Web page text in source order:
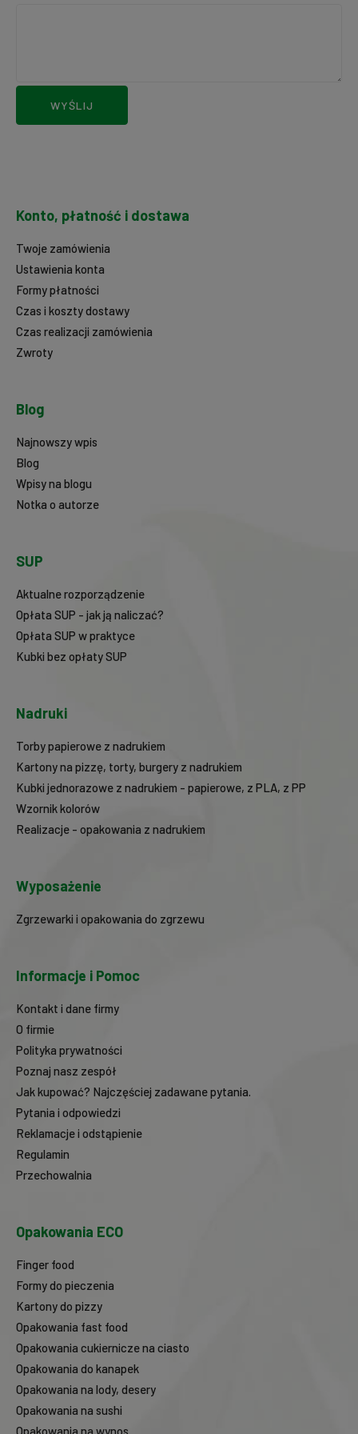
WYŚLIJ
Konto, płatność i dostawa
Twoje zamówienia
Ustawienia konta
Formy płatności
Czas i koszty dostawy
Czas realizacji zamówienia
Zwroty
Blog
Najnowszy wpis
Blog
Wpisy na blogu
Notka o autorze
SUP
Aktualne rozporządzenie
Opłata SUP - jak ją naliczać?
Opłata SUP w praktyce
Kubki bez opłaty SUP
Nadruki
Torby papierowe z nadrukiem
Kartony na pizzę, torty, burgery z nadrukiem
Kubki jednorazowe z nadrukiem - papierowe, z PLA, z PP
Wzornik kolorów
Realizacje - opakowania z nadrukiem
Wyposażenie
Zgrzewarki i opakowania do zgrzewu
Informacje i Pomoc
Kontakt i dane firmy
O firmie
Polityka prywatności
Poznaj nasz zespół
Jak kupować? Najczęściej zadawane pytania.
Pytania i odpowiedzi
Reklamacje i odstąpienie
Regulamin
Przechowalnia
Opakowania ECO
Finger food
Formy do pieczenia
Kartony do pizzy
Opakowania fast food
Opakowania cukiernicze na ciasto
Opakowania do kanapek
Opakowania na lody, desery
Opakowania na sushi
Opakowania na wynos